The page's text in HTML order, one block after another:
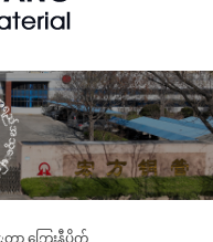
န်များ
တာ ကြေးနီပိုက်